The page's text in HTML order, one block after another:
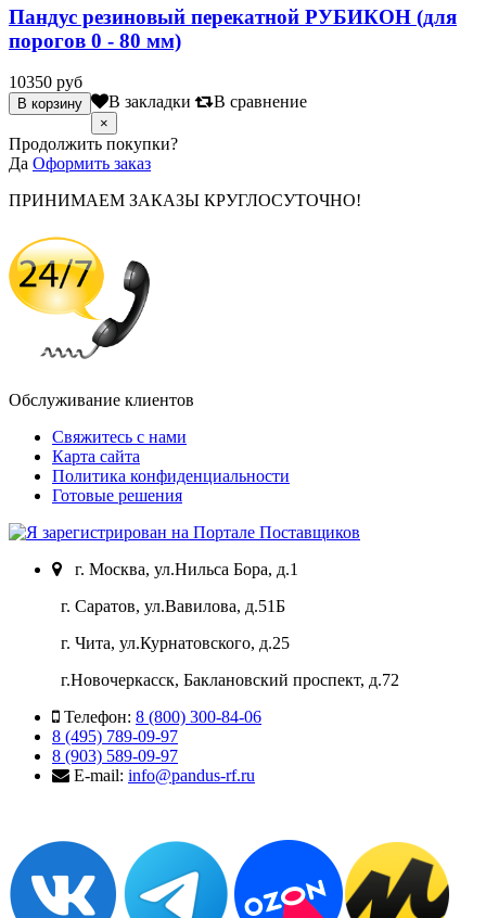
Пандус резиновый перекатной РУБИКОН (для
порогов 0 - 80 мм)
10350 руб
В закладки В сравнение
×
Продолжить покупки?
Да Оформить заказ
ПРИНИМАЕМ ЗАКАЗЫ КРУГЛОСУТОЧНО!
Обслуживание клиентов
Свяжитесь с нами
Карта сайта
Политика конфиденциальности
Готовые решения
г. Москва, ул.Нильса Бора, д.1
г. Саратов, ул.Вавилова, д.51Б
г. Чита, ул.Курнатовского, д.25
г.Новочеркасск, Баклановский проспект, д.72
Телефон: 8 (800) 300-84-06
8 (495) 789-09-97
8 (903) 589-09-97
E-mail: info@pandus-rf.ru